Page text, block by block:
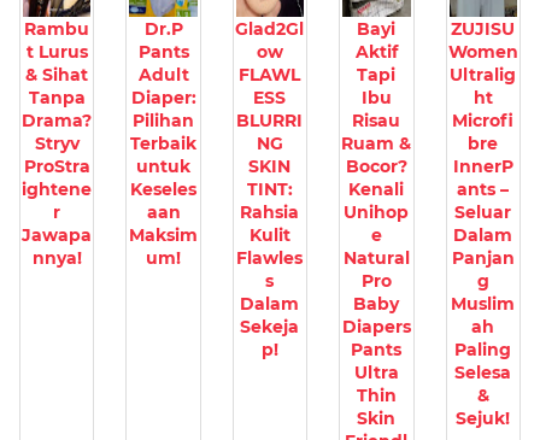
Rambu
t Lurus
& Sihat
Tanpa
Drama?
Stryv
ProStra
ightene
r
Jawapa
nnya!
Dr.P
Pants
Adult
Diaper:
Pilihan
Terbaik
untuk
Keseles
aan
Maksim
um!
Glad2Gl
ow
FLAWL
ESS
BLURRI
NG
SKIN
TINT:
Rahsia
Kulit
Flawles
s
Dalam
Sekeja
p!
Bayi
Aktif
Tapi
Ibu
Risau
Ruam &
Bocor?
Kenali
Unihop
e
Natural
Pro
Baby
Diapers
Pants
Ultra
Thin
Skin
ZUJISU
Women
Ultralig
ht
Microfi
bre
InnerP
ants –
Seluar
Dalam
Panjan
g
Muslim
ah
Paling
Selesa
&
Sejuk!